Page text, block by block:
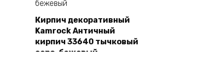
В корзину
Кирпич декоративный
Kamrock Античный
кирпич 33640 тычковый
серо-бежевый